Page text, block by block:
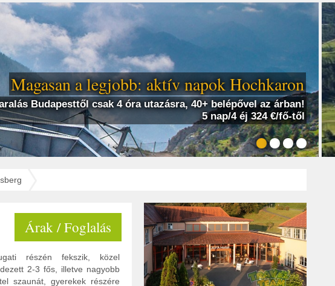
Magasan a legjobb: aktív napok Hochkaron
Budapesttől csak 4 óra utazásra, 40+ belépővel az árban!
5 nap/4 éj 324 €/fő-től
Árak / Foglalás
részén fekszik, közel
2-3 fős, illetve nagyobb
szaunát, gyerekek részére